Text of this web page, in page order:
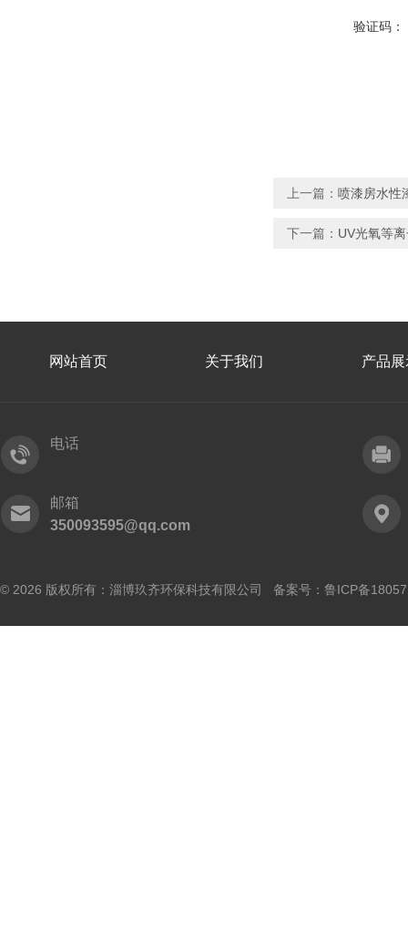
验证码：
上一篇： 喷漆房水性
下一篇： UV光氧等
网站首页 关于我们 产品展
电话
邮箱
350093595@qq.com
© 2026 版权所有：淄博玖齐环保科技有限公司 备案号： 鲁ICP备